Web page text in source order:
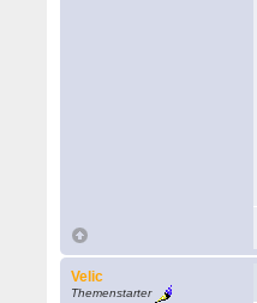
Velic
Themenstarter